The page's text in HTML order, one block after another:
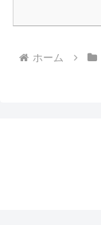
ホーム